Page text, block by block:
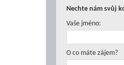
Nechte nám svůj
Vaše jméno:
O co máte zájem?